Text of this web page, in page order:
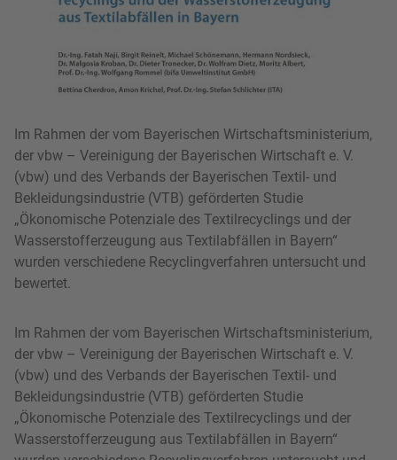
der vbw – Vereinigung der Bayerischen Wirtschaft e. V.
(vbw) und des Verbands der Bayerischen Textil- und
Bekleidungsindustrie (VTB) geförderten Studie
„Ökonomische Potenziale des Textilrecyclings und der
Wasserstofferzeugung aus Textilabfällen in Bayern“
wurden verschiedene Recyclingverfahren untersucht und
der vbw – Vereinigung der Bayerischen Wirtschaft e. V.
(vbw) und des Verbands der Bayerischen Textil- und
Bekleidungsindustrie (VTB) geförderten Studie
„Ökonomische Potenziale des Textilrecyclings und der
Wasserstofferzeugung aus Textilabfällen in Bayern“
wurden verschiedene Recyclingverfahren untersucht und